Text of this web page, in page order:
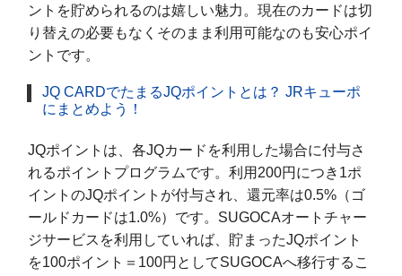
ントを貯められるのは嬉しい魅力。現在のカードは切
り替えの必要もなくそのまま利用可能なのも安心ポイ
ントです。
JQ CARDでたまるJQポイントとは？ JRキューポ
にまとめよう！
JQポイントは、各JQカードを利用した場合に付与さ
れるポイントプログラムです。利用200円につき1ポ
イントのJQポイントが付与され、還元率は0.5%（ゴ
ールドカードは1.0%）です。SUGOCAオートチャー
ジサービスを利用していれば、貯まったJQポイント
を100ポイント＝100円としてSUGOCAへ移行するこ